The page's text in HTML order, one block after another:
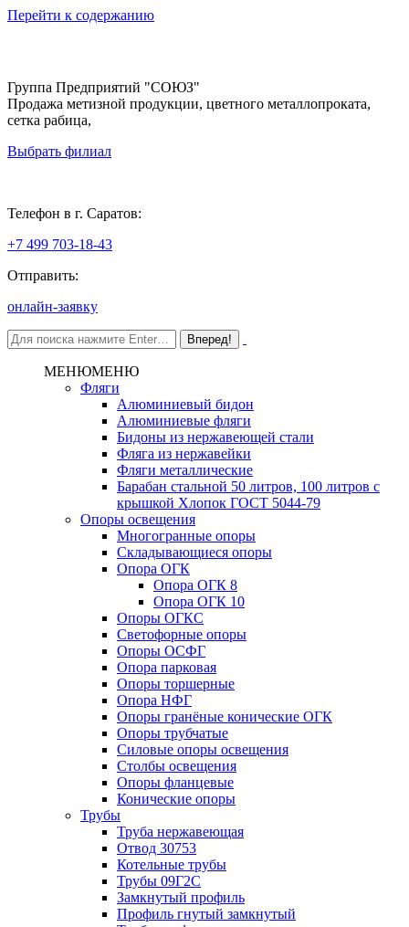
Перейти к содержанию
Группа Предприятий "СОЮЗ"
Продажа метизной продукции, цветного металлопроката,
сетка рабица,
Выбрать филиал
Телефон в г. Саратов:
+7 499 703-18-43
Отправить:
онлайн-заявку
МЕНЮМЕНЮ
Фляги
Алюминиевый бидон
Алюминиевые фляги
Бидоны из нержавеющей стали
Фляга из нержавейки
Фляги металлические
Барабан стальной 50 литров, 100 литров с
крышкой Хлопок ГОСТ 5044-79
Опоры освещения
Многогранные опоры
Складывающиеся опоры
Опора ОГК
Опора ОГК 8
Опора ОГК 10
Опоры ОГКС
Светофорные опоры
Опоры ОСФГ
Опора парковая
Опоры торшерные
Опора НФГ
Опоры гранёные конические ОГК
Опоры трубчатые
Силовые опоры освещения
Столбы освещения
Опоры фланцевые
Конические опоры
Трубы
Труба нержавеющая
Отвод 30753
Котельные трубы
Трубы 09Г2С
Замкнутый профиль
Профиль гнутый замкнутый